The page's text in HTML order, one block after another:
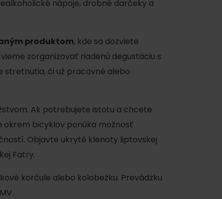
nápoje, drobné darčeky a
produktom, kde sa dozviete
zorganizovať riadenú degustáciu s
či už pracovné alebo
Ak potrebujete istotu a chcete
okrem bicyklov ponúka možnosť
Objavte ukryté klenoty liptovskej
Fatry.
korčule alebo kolobežku. Prevádzku